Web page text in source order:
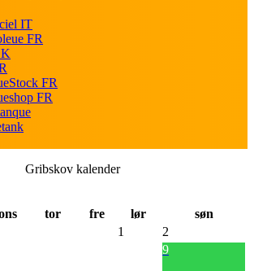
IT
FR
FR
FR
Gribskov kalender
tor fre lør
søn
1
2
9